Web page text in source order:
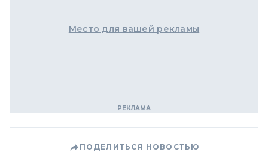
Место для вашей рекламы
ПОДЕЛИТЬСЯ НОВОСТЬЮ